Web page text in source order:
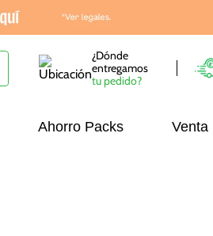
¿Dónde
entregamos
tu pedido?
Ahorro Packs Venta